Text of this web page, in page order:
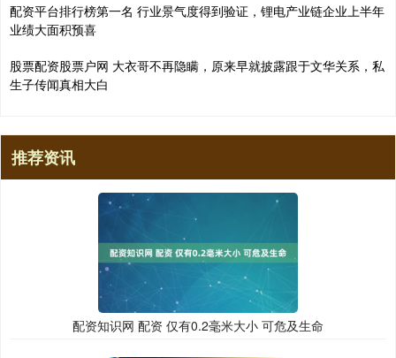
配资平台排行榜第一名 行业景气度得到验证，锂电产业链企业上半年
业绩大面积预喜
股票配资股票户网 大衣哥不再隐瞒，原来早就披露跟于文华关系，私
生子传闻真相大白
推荐资讯
配资知识网 配资 仅有0.2毫米大小 可危及生命